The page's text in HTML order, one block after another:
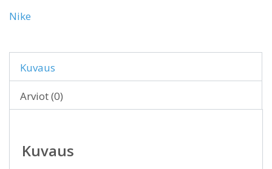
Nike
Kuvaus
Arviot (0)
Kuvaus